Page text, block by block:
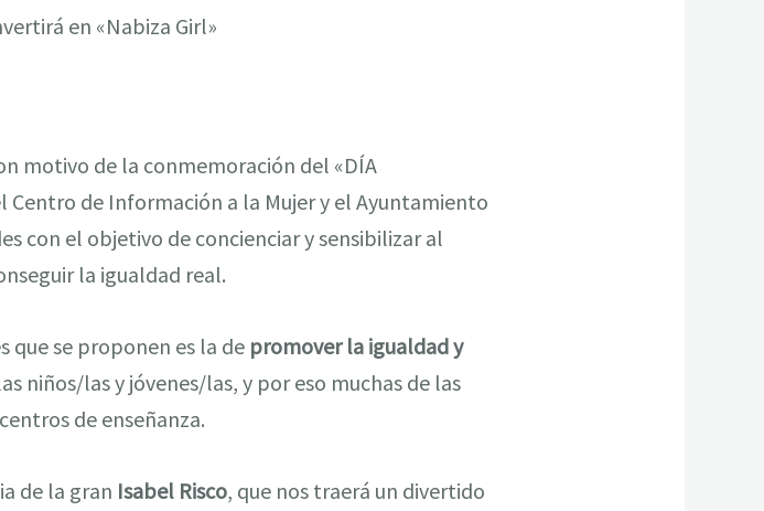
en «Nabiza Girl»
motivo de la conmemoración del «DÍA
Centro de Información a la Mujer y el Ayuntamiento
con el objetivo de concienciar y sensibilizar al
la igualdad real.
que se proponen es la de promover la igualdad y
niños/las y jóvenes/las, y por eso muchas de las
de enseñanza.
de la gran Isabel Risco, que nos traerá un divertido